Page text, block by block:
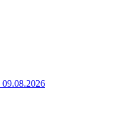
09.08.2026